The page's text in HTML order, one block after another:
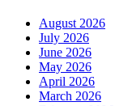
August 2026
July 2026
June 2026
May 2026
April 2026
March 2026